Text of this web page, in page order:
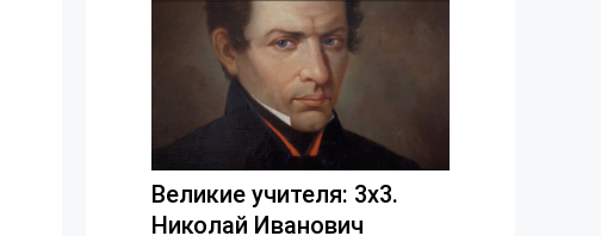
Великие учителя: 3х3.
Николай Иванович